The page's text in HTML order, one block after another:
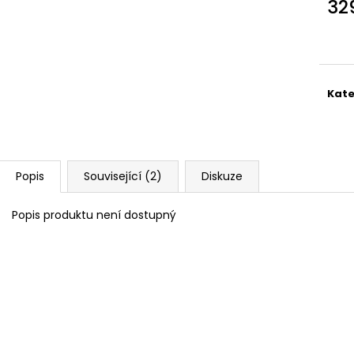
Popis Související (2) Diskuze
Popis produktu není dostupný